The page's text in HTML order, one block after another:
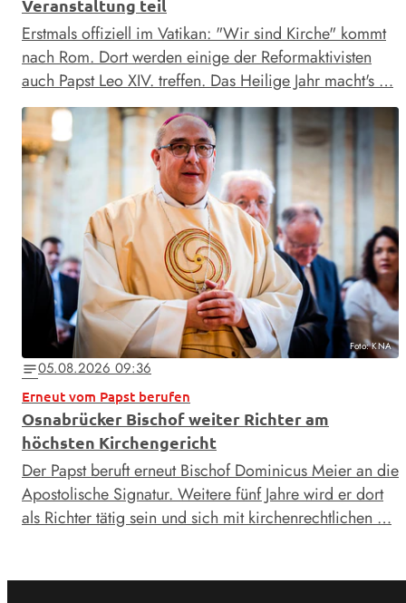
Veranstaltung teil
Erstmals offiziell im Vatikan: "Wir sind Kirche" kommt
nach Rom. Dort werden einige der Reformaktivisten
auch Papst Leo XIV. treffen. Das Heilige Jahr macht's …
Foto: KNA
notes05.08.2026 09:36
Erneut vom Papst berufen
Osnabrücker Bischof weiter Richter am
höchsten Kirchengericht
Der Papst beruft erneut Bischof Dominicus Meier an die
Apostolische Signatur. Weitere fünf Jahre wird er dort
als Richter tätig sein und sich mit kirchenrechtlichen …